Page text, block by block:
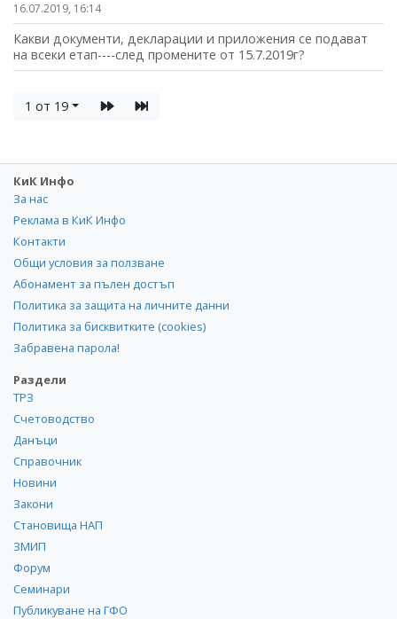
16.07.2019, 16:14
Какви документи, декларации и приложения се подават
на всеки етап----след промените от 15.7.2019г?
1 от 19
КиК Инфо
За нас
Реклама в КиК Инфо
Контакти
Общи условия за ползване
Абонамент за пълен достъп
Политика за защита на личните данни
Политика за бисквитките (cookies)
Забравена парола!
Раздели
ТРЗ
Счетоводство
Данъци
Справочник
Новини
Закони
Становища НАП
ЗМИП
Форум
Семинари
Публикуване на ГФО